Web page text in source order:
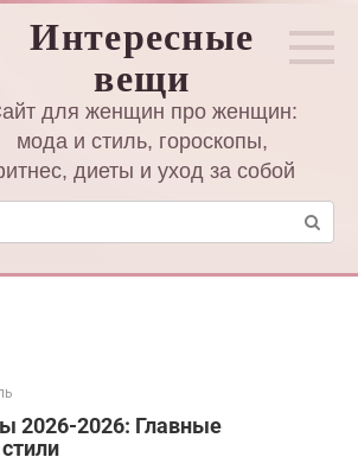
Интересные
вещи
для женщин про женщин:
мода и стиль, гороскопы,
диеты и уход за собой
2026-2026: Главные